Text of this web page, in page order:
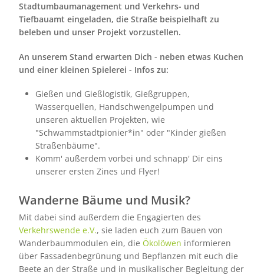
Stadtumbaumanagement und Verkehrs- und
Tiefbauamt eingeladen, die Straße beispielhaft zu
beleben und unser Projekt vorzustellen.
An unserem Stand erwarten Dich - neben etwas Kuchen
und einer kleinen Spielerei - Infos zu:
Gießen und Gießlogistik, Gießgruppen,
Wasserquellen, Handschwengelpumpen und
unseren aktuellen Projekten, wie
"Schwammstadtpionier*in" oder "Kinder gießen
Straßenbäume".
Komm' außerdem vorbei und schnapp' Dir eins
unserer ersten Zines und Flyer!
Wanderne Bäume und Musik?
Mit dabei sind außerdem die Engagierten des
Verkehrswende e.V., sie laden euch zum Bauen von
Wanderbaummodulen ein, die Ökolöwen informieren
über Fassadenbegrünung und Bepflanzen mit euch die
Beete an der Straße und in musikalischer Begleitung der